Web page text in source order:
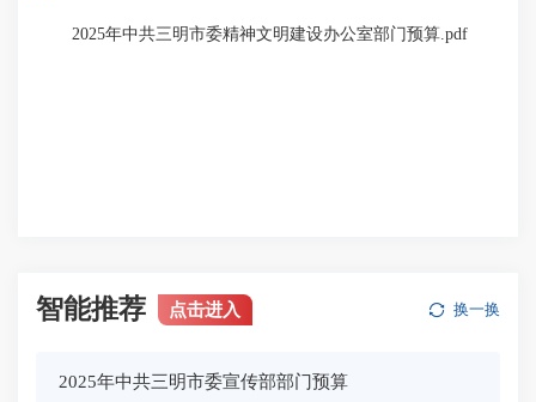
2025年中共三明市委精神文明建设办公室部门预算.pdf
智能推荐 点击进入 换一换
2025年中共三明市委宣传部部门预算